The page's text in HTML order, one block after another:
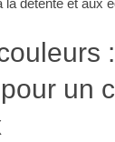
la détente et aux
un